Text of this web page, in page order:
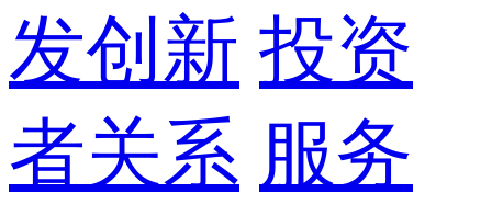
发创新 投资
者关系 服务